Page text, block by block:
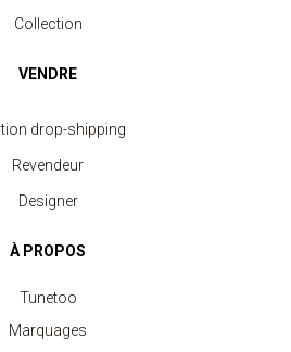
Collection
VENDRE
drop-shipping
Revendeur
Designer
À PROPOS
Tunetoo
Marquages